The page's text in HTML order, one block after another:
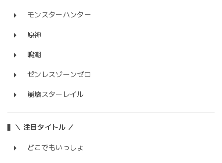
モンスターハンター
原神
鳴潮
ゼンレスゾーンゼロ
崩壊スターレイル
＼ 注目タイトル ／
どこでもいっしょ